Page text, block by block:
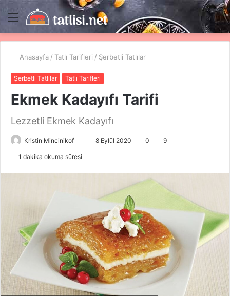
Menü
Anasayfa / Tatlı Tarifleri / Şerbetli Tatlılar
Şerbetli Tatlılar Tatlı Tarifleri
Ekmek Kadayıfı Tarifi
Lezzetli Ekmek Kadayıfı
Kristin Mincinikof
o
s
t
a
g
ö
8 Eylül 2020 0 9
1 dakika okuma süresi